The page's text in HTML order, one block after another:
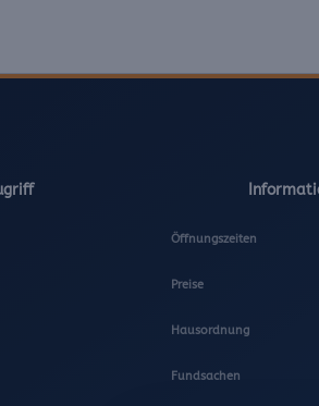
Öffnungszeiten
Preise
Hausordnung
Fundsachen